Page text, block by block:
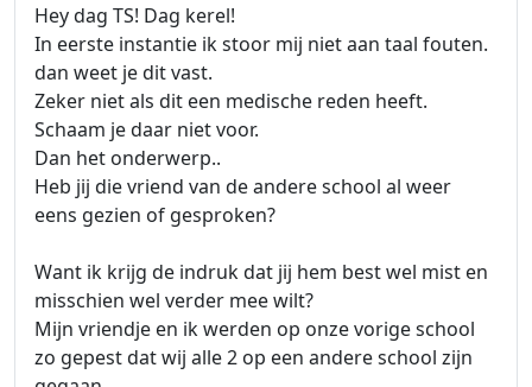
Hey dag TS! Dag kerel!
In eerste instantie ik stoor mij niet aan taal fouten.
dan weet je dit vast.
Zeker niet als dit een medische reden heeft.
Schaam je daar niet voor.
Dan het onderwerp..
Heb jij die vriend van de andere school al weer
eens gezien of gesproken?
Want ik krijg de indruk dat jij hem best wel mist en
misschien wel verder mee wilt?
Mijn vriendje en ik werden op onze vorige school
zo gepest dat wij alle 2 op een andere school zijn